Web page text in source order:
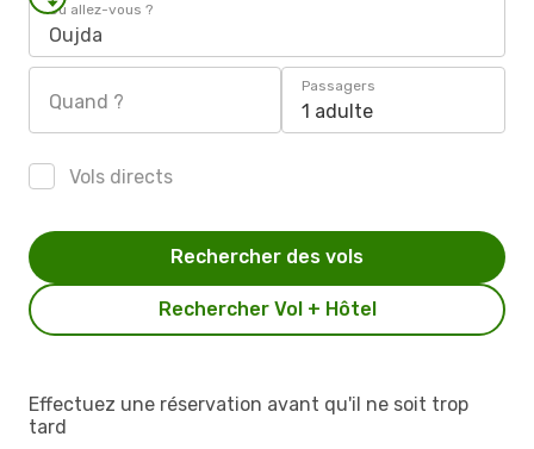
Où allez-vous ?
Oujda
Quand ?
Passagers
1 adulte
Vols directs
Rechercher Vol + Hôtel
Rechercher des vols
Effectuez une réservation avant qu'il ne soit trop
tard